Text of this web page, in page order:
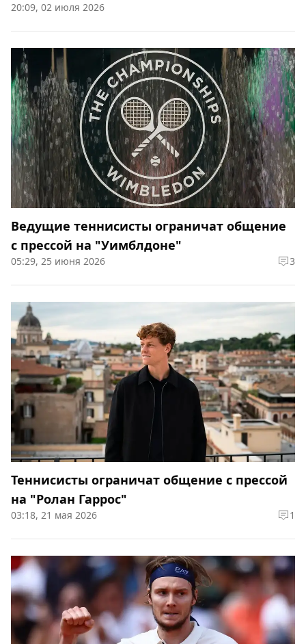
20:09, 02 июля 2026
Ведущие теннисисты ограничат общение
с прессой на "Уимблдоне"
05:29, 25 июня 2026 3
Теннисисты ограничат общение с прессой
на "Ролан Гаррос"
03:18, 21 мая 2026 1